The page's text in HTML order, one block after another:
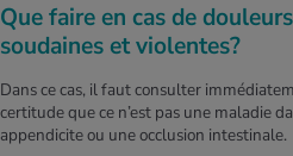
Que faire en cas de
soudaines et violentes?
Dans ce cas, il faut consulter
certitude que ce n’est pas une maladie
appendicite ou une occlusion intestinale.